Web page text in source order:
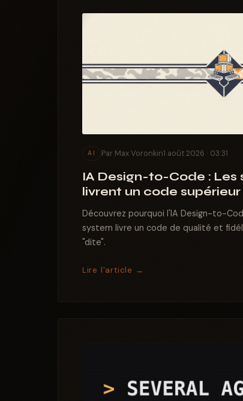
AI Par Max Voronkin1 août 2026 · 03:31
IA Design-to-Code : Les
livrent un code supérieur
Découvrez pourquoi l'IA Design-to-
system livre un code de qualité et
"dite".
Lire l'article →